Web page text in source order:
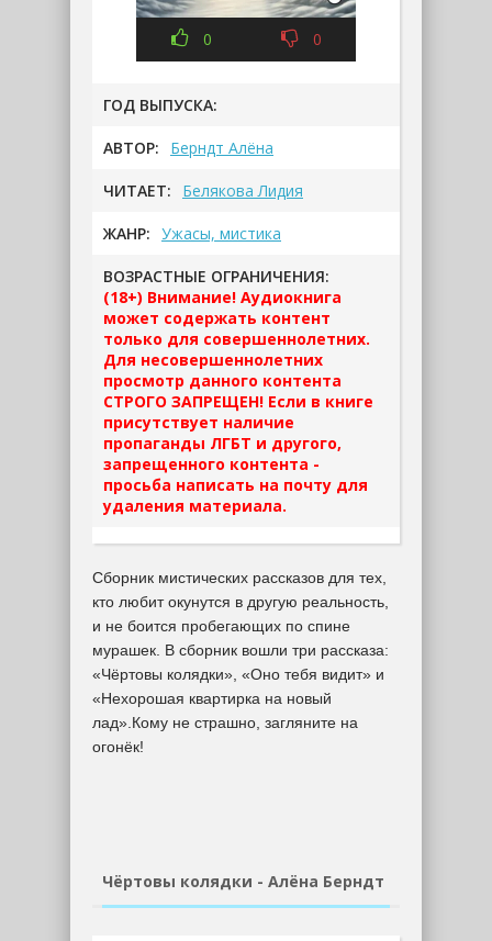
0 0
ГОД ВЫПУСКА:
АВТОР: Берндт Алёна
ЧИТАЕТ: Белякова Лидия
ЖАНР: Ужасы, мистика
ВОЗРАСТНЫЕ ОГРАНИЧЕНИЯ:
(18+) Внимание! Аудиокнига
может содержать контент
только для совершеннолетних.
Для несовершеннолетних
просмотр данного контента
СТРОГО ЗАПРЕЩЕН! Если в книге
присутствует наличие
пропаганды ЛГБТ и другого,
запрещенного контента -
просьба написать на почту для
удаления материала.
Сборник мистических рассказов для тех,
кто любит окунутся в другую реальность,
и не боится пробегающих по спине
мурашек. В сборник вошли три рассказа:
«Чёртовы колядки», «Оно тебя видит» и
«Нехорошая квартирка на новый
лад».Кому не страшно, загляните на
огонёк!
Чёртовы колядки - Алёна Берндт